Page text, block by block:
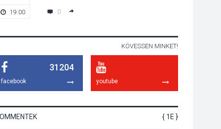
búcsúhétvége lesz
Jótékonysági
tanszergyűjtés lesz
Szigetmonostoron
19:00 0
KÖVESSEN MINKET!
31204
facebook youtube
{ 1E }